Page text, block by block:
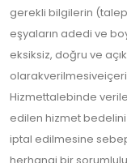
gerekli bilgilerin
eşyaların adedi ve
eksiksiz, doğru ve açık
Hizmettalebinde
edilen hizmet
iptal edilmesine